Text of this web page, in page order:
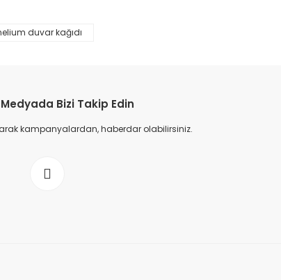
duvar kağıdı
Bizi Takip Edin
kampanyalardan, haberdar olabilirsiniz.